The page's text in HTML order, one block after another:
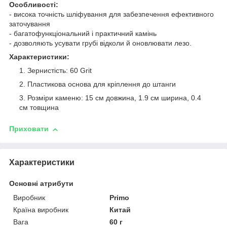
Особливості:
- висока точність шліфування для забезпечення ефективного
заточування
- багатофункціональний і практичний камінь
- дозволяють усувати грубі відколи й оновлювати лезо.
Характеристики:
Зернистість: 60 Grit
Пластикова основа для кріплення до штанги
Розміри каменю: 15 см довжина, 1.9 см ширина, 0.4
см товщина
Приховати
Характеристики
Основні атрибути
Виробник
Primo
Країна виробник
Китай
Вага
60 г